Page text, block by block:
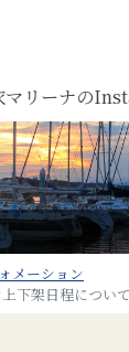
マリーナの
メーション
下架日程について